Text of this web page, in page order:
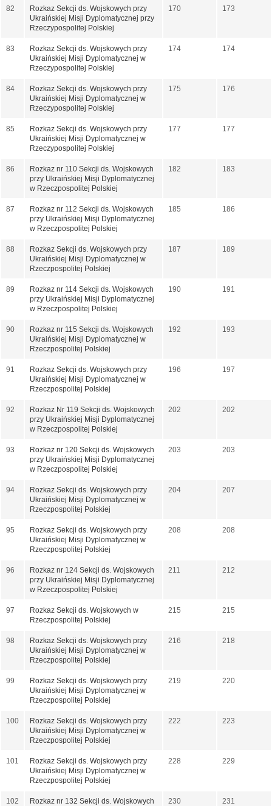
82
Rozkaz Sekcji ds. Wojskowych przy
Ukraińskiej Misji Dyplomatycznej przy
Rzeczypospolitej Polskiej
170 173
83
Rozkaz Sekcji ds. Wojskowych przy
Ukraińskiej Misji Dyplomatycznej w
Rzeczypospolitej Polskiej
174 174
84
Rozkaz Sekcji ds. Wojskowych przy
Ukraińskiej Misji Dyplomatycznej w
Rzeczypospolitej Polskiej
175 176
85
Rozkaz Sekcji ds. Wojskowych przy
Ukraińskiej Misji Dyplomatycznej w
Rzeczypospolitej Polskiej
177 177
86
Rozkaz nr 110 Sekcji ds. Wojskowych
przy Ukraińskiej Misji Dyplomatycznej
w Rzeczpospolitej Polskiej
182 183
87
Rozkaz nr 112 Sekcji ds. Wojskowych
przy Ukraińskiej Misji Dyplomatycznej
w Rzeczpospolitej Polskiej
185 186
88
Rozkaz Sekcji ds. Wojskowych przy
Ukraińskiej Misji Dyplomatycznej w
Rzeczpospolitej Polskiej
187 189
89
Rozkaz nr 114 Sekcji ds. Wojskowych
przy Ukraińskiej Misji Dyplomatycznej
w Rzeczpospolitej Polskiej
190 191
90
Rozkaz nr 115 Sekcji ds. Wojskowych
Ukraińskiej Misji Dyplomatycznej w
Rzeczpospolitej Polskiej
192 193
91
Rozkaz Sekcji ds. Wojskowych przy
Ukraińskiej Misji Dyplomatycznej w
Rzeczpospolitej Polskiej
196 197
92
Rozkaz Nr 119 Sekcji ds. Wojskowych
przy Ukraińskiej Misji Dyplomatycznej
w Rzeczpospolitej Polskiej
202 202
93
Rozkaz nr 120 Sekcji ds. Wojskowych
przy Ukraińskiej Misji Dyplomatycznej
w Rzeczpospolitej Polskiej
203 203
94
Rozkaz Sekcji ds. Wojskowych przy
Ukraińskiej Misji Dyplomatycznej w
Rzeczpospolitej Polskiej
204 207
95
Rozkaz Sekcji ds. Wojskowych przy
Ukraińskiej Misji Dyplomatycznej w
Rzeczpospolitej Polskiej
208 208
96
Rozkaz nr 124 Sekcji ds. Wojskowych
przy Ukraińskiej Misji Dyplomatycznej
w Rzeczpospolitej Polskiej
211 212
97
Rozkaz Sekcji ds. Wojskowych w
Rzeczpospolitej Polskiej
215 215
98
Rozkaz Sekcji ds. Wojskowych przy
Ukraińskiej Misji Dyplomatycznej w
Rzeczpospolitej Polskiej
216 218
99
Rozkaz Sekcji ds. Wojskowych przy
Ukraińskiej Misji Dyplomatycznej w
Rzeczpospolitej Polskiej
219 220
100
Rozkaz Sekcji ds. Wojskowych przy
Ukraińskiej Misji Dyplomatycznej w
Rzeczpospolitej Polskiej
222 223
101
Rozkaz Sekcji ds. Wojskowych przy
Ukraińskiej Misji Dyplomatycznej w
Rzeczpospolitej Polskiej
228 229
102
Rozkaz nr 132 Sekcji ds. Wojskowych
230 231